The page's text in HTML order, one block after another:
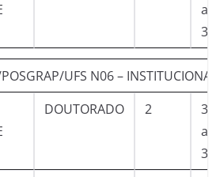
a
UFS N06 – INSTITUCIONAL
DOUTORADO 2
a